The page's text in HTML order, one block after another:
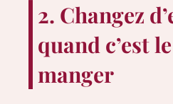
2. Changez
quand c’est
manger